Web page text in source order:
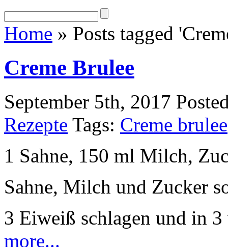
Home » Posts tagged
Creme Brulee
September 5th, 2017
Rezepte Tags: Creme brulee
1 Sahne, 150 ml Milch,
Sahne, Milch und Zucker
3 Eiweiß schlagen und in
more...